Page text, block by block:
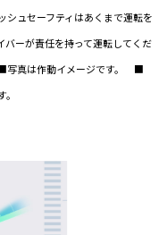
ュセーフティはあくまで運転を
ーが責任を持って運転してくだ
真は作動イメージです。 ■